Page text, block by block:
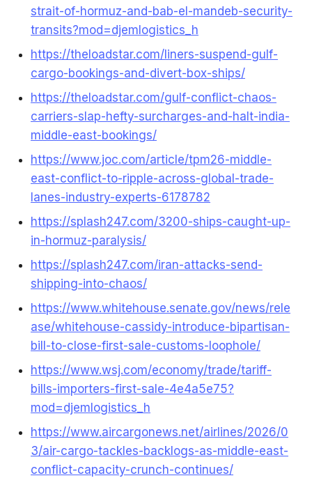
strait-of-hormuz-and-bab-el-mandeb-security-
transits?mod=djemlogistics_h
https://theloadstar.com/liners-suspend-gulf-
cargo-bookings-and-divert-box-ships/
https://theloadstar.com/gulf-conflict-chaos-
carriers-slap-hefty-surcharges-and-halt-india-
middle-east-bookings/
https://www.joc.com/article/tpm26-middle-
east-conflict-to-ripple-across-global-trade-
lanes-industry-experts-6178782
https://splash247.com/3200-ships-caught-up-
in-hormuz-paralysis/
https://splash247.com/iran-attacks-send-
shipping-into-chaos/
https://www.whitehouse.senate.gov/news/rele
ase/whitehouse-cassidy-introduce-bipartisan-
bill-to-close-first-sale-customs-loophole/
https://www.wsj.com/economy/trade/tariff-
bills-importers-first-sale-4e4a5e75?
mod=djemlogistics_h
https://www.aircargonews.net/airlines/2026/0
3/air-cargo-tackles-backlogs-as-middle-east-
conflict-capacity-crunch-continues/